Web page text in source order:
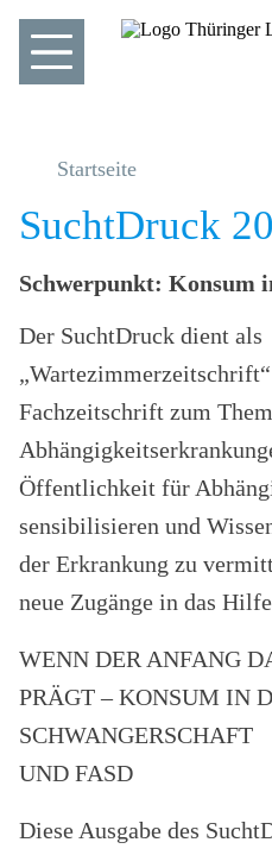
Startseite
SuchtDruck
Schwerpunkt: Konsum
Der SuchtDruck dient als
Fachzeitschrift zum
Öffentlichkeit für
sensibilisieren und
der Erkrankung zu
neue Zugänge in das
WENN DER ANFANG
PRÄGT – KONSUM IN
SCHWANGERSCHAFT
UND FASD
Diese Ausgabe des